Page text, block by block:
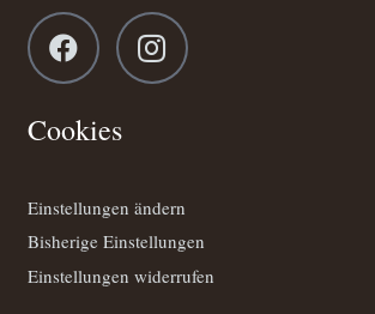
Cookies
Einstellungen ändern
Bisherige Einstellungen
Einstellungen widerrufen